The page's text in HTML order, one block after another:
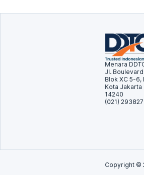
Menara
Jl. Boulevard
Blok XC 5-6,
Kota Jakarta
14240
(021)
Copyright ©